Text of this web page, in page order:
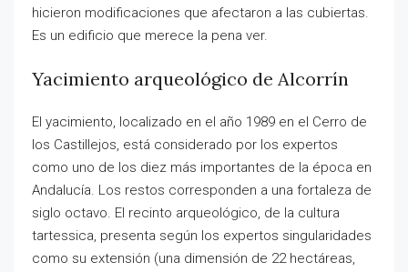
hicieron modificaciones que afectaron a las cubiertas.
Es un edificio que merece la pena ver.
Yacimiento arqueológico de Alcorrín
El yacimiento, localizado en el año 1989 en el Cerro de
los Castillejos, está considerado por los expertos
como uno de los diez más importantes de la época en
Andalucía. Los restos corresponden a una fortaleza de
siglo octavo. El recinto arqueológico, de la cultura
tartessica, presenta según los expertos singularidades
como su extensión (una dimensión de 22 hectáreas,